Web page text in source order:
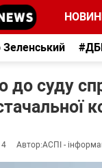
до суду
Автор:АСПІ -